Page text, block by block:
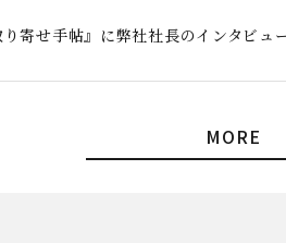
寄せ手帖』に弊社社長のインタビュ
MORE